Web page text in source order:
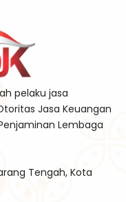
pelaku jasa
Jasa Keuangan
Lembaga
Tengah, Kota